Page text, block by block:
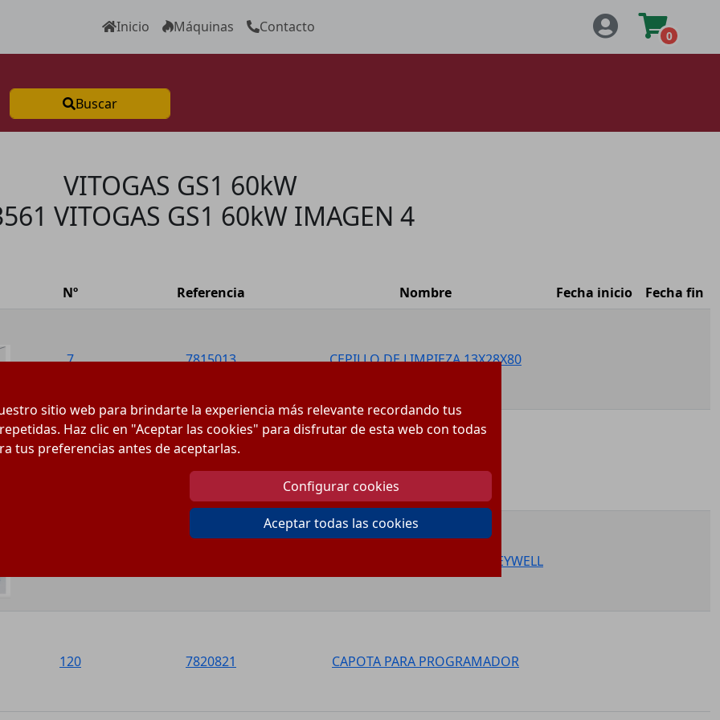
sitio web para brindarte la experiencia más relevante recordando tus
Haz clic en "Aceptar las cookies" para disfrutar de esta web con todas
tus preferencias antes de aceptarlas.
Configurar cookies
Aceptar todas las cookies
Inicio Máquinas Contacto
0
Buscar
VITOGAS GS1 60kW
VITOGAS GS1 60kW IMAGEN 4
Nº Referencia Nombre Fecha inicio Fecha fin
7 7815013 CEPILLO DE LIMPIEZA 13X28X80
7380260
PROGRAMADOR 11-60kW HONEYWELL
120 7820821 CAPOTA PARA PROGRAMADOR